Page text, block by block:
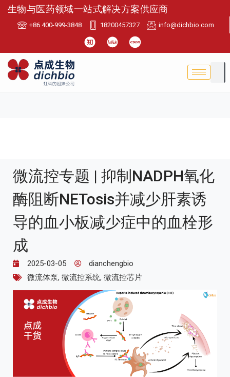
生物与医药领域一站式解决方案供应商
+86 400-999-3848 18200457327 info@dichbio.com
微流控专题 | 抑制NADPH氧化
酶阻断NETosis并减少肝素诱
导的血小板减少症中的血栓形
成
2025-03-05
dianchengbio
微流体泵, 微流控系统, 微流控芯片